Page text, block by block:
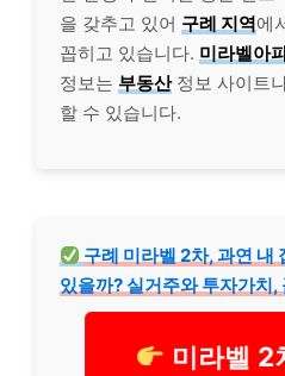
을 갖추고 있어 구례 지역에
꼽히고 있습니다. 미라벨아
정보는 부동산정보 사이트
할 수 있습니다.
구례 미라벨 2차, 과연 내
있을까? 실거주와 투자가치
미라벨 2